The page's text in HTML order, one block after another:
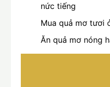
nức tiếng
Mua quả mơ tươi
Ăn quả mơ nóng